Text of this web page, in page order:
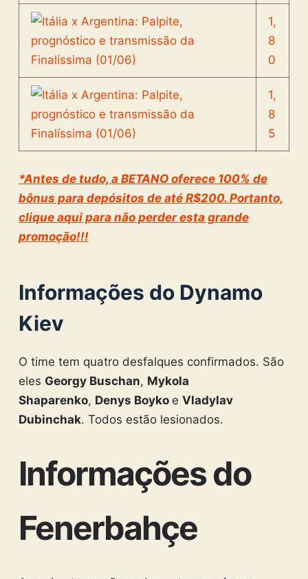
1,
8
0
1,
8
5
*Antes de tudo, a BETANO oferece 100% de
bônus para depósitos de até R$200. Portanto,
clique aqui para não perder esta grande
promoção!!!
Informações do Dynamo
Kiev
O time tem quatro desfalques confirmados. São
eles Georgy Buschan, Mykola
Shaparenko, Denys Boyko e Vladylav
Dubinchak. Todos estão lesionados.
Informações do
Fenerbahçe